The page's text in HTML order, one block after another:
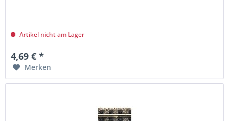
Artikel nicht am Lager
4,69 € *
Merken